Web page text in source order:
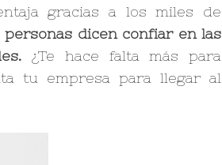
gracias a los miles de
personas dicen confiar en las
¿Te hace falta más para
tu empresa para llegar al